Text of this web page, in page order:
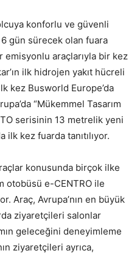
konforlu ve güvenli
gün sürecek olan fuara
emisyonlu araçlarıyla bir kez
ilk hidrojen yakıt hücreli
kez Busworld Europe’da
“Mükemmel Tasarım
serisinin 13 metrelik yeni
kez fuarda tanıtılıyor.
konusunda birçok ilke
otobüsü e-CENTRO ile
Araç, Avrupa’nın en büyük
ziyaretçileri salonlar
geleceğini deneyimleme
ziyaretçileri ayrıca,